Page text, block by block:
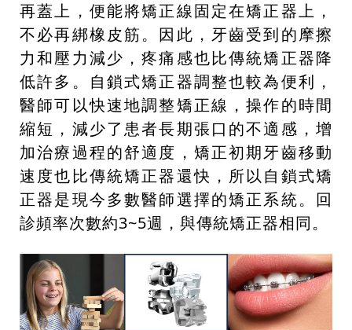
再蓋上，便能將矯正線固定在矯正器上，
不必再綁橡皮筋。因此，牙齒受到的摩擦
力和壓力減少，疼痛感也比傳統矯正器降
低許多。自鎖式矯正器調整也較為便利，
醫師可以快速地調整矯正線，操作的時間
縮短，減少了患者長期張口的不適感，增
加治療過程的舒適度，矯正初期牙齒移動
速度也比傳統矯正器還快，所以自鎖式矯
正器是現今多數醫師選擇的矯正系統。回
診頻率次數約3~5週，與傳統矯正器相同。